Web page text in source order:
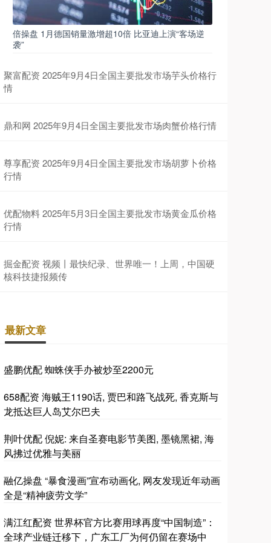
倍操盘 1月德国销量激增超10倍 比亚迪上演“客场逆
袭”
聚富配资 2025年9月4日全国主要批发市场芋头价格行
情
鼎和网 2025年9月4日全国主要批发市场肉蟹价格行情
尊享配资 2025年9月4日全国主要批发市场胡萝卜价格
行情
优配物料 2025年5月3日全国主要批发市场黄金瓜价格
行情
掘金配资 视频丨最快纪录、世界唯一！上周，中国硬
核科技捷报频传
最新文章
盛鹏优配 蜘蛛侠手办被炒至2200元
658配资 海贼王1190话, 贾巴和路飞战死, 香克斯与
龙抵达巨人岛艾尔巴夫
荆叶优配 倪妮: 来自圣赛电影节美图, 墨镜黑裙, 海
风拂过优雅与美丽
融亿操盘 “暴食漫画”宣布动画化, 网友发现近年动画
全是“精神疲劳文学”
满江红配资 世界杯官方比赛用球再度“中国制造”：
全球产业链迁移下，广东工厂为何仍留在赛场中